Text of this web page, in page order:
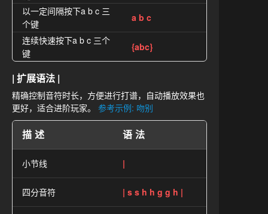
以一定间隔按下a b c 三
个键
a b c
连续快速按下a b c 三个
键
{abc}
| 扩展语法 |
精确控制音符时长，方便进行打谱，自动播放效果也
更好，适合进阶玩家。参考示例: 吻别
描述 语法
小节线 |
四分音符 | s s h h g g h |